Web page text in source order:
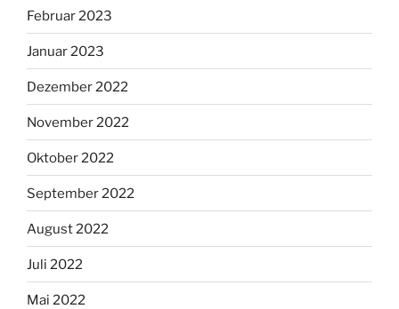
Februar 2023
Januar 2023
Dezember 2022
November 2022
Oktober 2022
September 2022
August 2022
Juli 2022
Mai 2022